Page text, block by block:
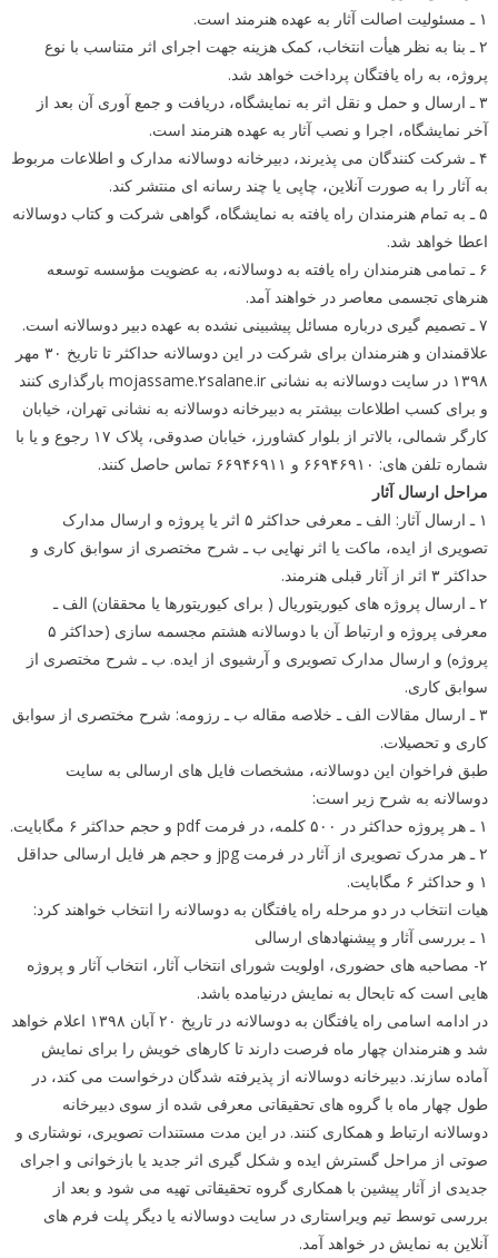
۱ ـ مسئولیت اصالت آثار به عهده هنرمند است.
۲ ـ بنا به نظر هیأت انتخاب، کمک هزینه جهت اجرای اثر متناسب با نوع
پروژه، به راه یافتگان پرداخت خواهد شد.
۳ ـ ارسال و حمل و نقل اثر به نمایشگاه، دریافت و جمع آوری آن بعد از
آخر نمایشگاه، اجرا و نصب آثار به عهده هنرمند است.
۴ ـ شرکت کنندگان می پذیرند، دبیرخانه دوسالانه مدارک و اطلاعات مربوط
به آثار را به صورت آنلاین، چاپی یا چند رسانه ای منتشر کند.
۵ ـ به تمام هنرمندان راه یافته به نمایشگاه، گواهی شرکت و کتاب دوسالانه
اعطا خواهد شد.
۶ ـ تمامی هنرمندان راه یافته به دوسالانه، به عضویت مؤسسه توسعه
هنرهای تجسمی معاصر در خواهند آمد.
۷ ـ تصمیم گیری درباره مسائل پیشبینی نشده به عهده دبیر دوسالانه است.
علاقمندان و هنرمندان برای شرکت در این دوسالانه حداکثر تا تاریخ ۳۰ مهر
۱۳۹۸ در سایت دوسالانه به نشانی mojassame.۲salane.ir بارگذاری کنند
و برای کسب اطلاعات بیشتر به دبیرخانه دوسالانه به نشانی تهران، خیابان
کارگر شمالی، بالاتر از بلوار کشاورز، خیابان صدوقی، پلاک ۱۷ رجوع و یا با
شماره تلفن های: ۶۶۹۴۶۹۱۰ و ۶۶۹۴۶۹۱۱ تماس حاصل کنند.
مراحل ارسال آثار
۱ ـ ارسال آثار: الف ـ معرفی حداکثر ۵ اثر یا پروژه و ارسال مدارک
تصویری از ایده، ماکت یا اثر نهایی ب ـ شرح مختصری از سوابق کاری و
حداکثر ۳ اثر از آثار قبلی هنرمند.
۲ ـ ارسال پروژه های کیوریتوریال ( برای کیوریتورها یا محققان) الف ـ
معرفی پروژه و ارتباط آن با دوسالانه هشتم مجسمه سازی (حداکثر ۵
پروژه) و ارسال مدارک تصویری و آرشیوی از ایده. ب ـ شرح مختصری از
سوابق کاری.
۳ ـ ارسال مقالات الف ـ خلاصه مقاله ب ـ رزومه: شرح مختصری از سوابق
کاری و تحصیلات.
طبق فراخوان این دوسالانه، مشخصات فایل های ارسالی به سایت
دوسالانه به شرح زیر است:
۱ ـ هر پروژه حداکثر در ۵۰۰ کلمه، در فرمت pdf و حجم حداکثر ۶ مگابایت.
۲ ـ هر مدرک تصویری از آثار در فرمت jpg و حجم هر فایل ارسالی حداقل
۱ و حداکثر ۶ مگابایت.
هیات انتخاب در دو مرحله راه یافتگان به دوسالانه را انتخاب خواهند کرد:
۱ ـ بررسی آثار و پیشنهادهای ارسالی
۲- مصاحبه های حضوری، اولویت شورای انتخاب آثار، انتخاب آثار و پروژه
هایی است که تابحال به نمایش درنیامده باشد.
در ادامه اسامی راه یافتگان به دوسالانه در تاریخ ۲۰ آبان ۱۳۹۸ اعلام خواهد
شد و هنرمندان چهار ماه فرصت دارند تا کارهای خویش را برای نمایش
آماده سازند. دبیرخانه دوسالانه از پذیرفته شدگان درخواست می کند، در
طول چهار ماه با گروه های تحقیقاتی معرفی شده از سوی دبیرخانه
دوسالانه ارتباط و همکاری کنند. در این مدت مستندات تصویری، نوشتاری و
صوتی از مراحل گسترش ایده و شکل گیری اثر جدید یا بازخوانی و اجرای
جدیدی از آثار پیشین با همکاری گروه تحقیقاتی تهیه می شود و بعد از
بررسی توسط تیم ویراستاری در سایت دوسالانه یا دیگر پلت فرم های
آنلاین به نمایش در خواهد آمد.